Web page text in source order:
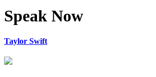
Speak Now
Taylor Swift